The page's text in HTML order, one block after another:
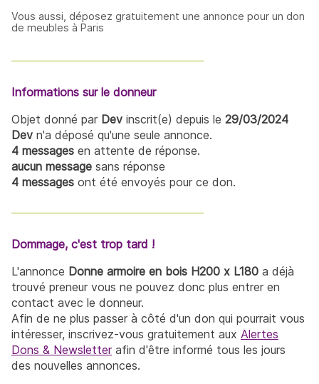
Vous aussi, déposez gratuitement une annonce pour un don
de meubles à Paris
Informations sur le donneur
Objet donné par Dev inscrit(e) depuis le 29/03/2024
Dev n'a déposé qu'une seule annonce.
4 messages en attente de réponse.
aucun message sans réponse
4 messages ont été envoyés pour ce don.
Dommage, c'est trop tard !
L'annonce Donne armoire en bois H200 x L180 a déjà
trouvé preneur vous ne pouvez donc plus entrer en
contact avec le donneur.
Afin de ne plus passer à côté d'un don qui pourrait vous
intéresser, inscrivez-vous gratuitement aux Alertes
Dons & Newsletterafin d'être informé tous les jours
des nouvelles annonces.